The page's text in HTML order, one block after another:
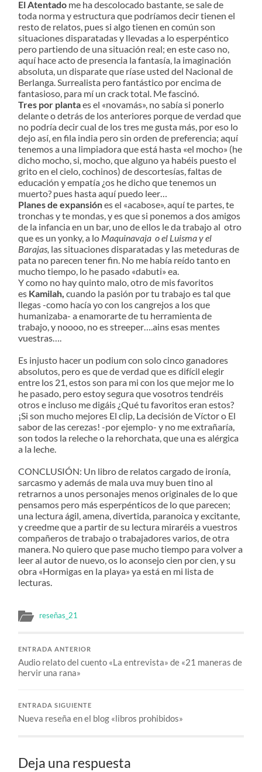
El Atentado me ha descolocado bastante, se sale de
toda norma y estructura que podríamos decir tienen el
resto de relatos, pues si algo tienen en común son
situaciones disparatadas y llevadas a lo esperpéntico
pero partiendo de una situación real; en este caso no,
aquí hace acto de presencia la fantasía, la imaginación
absoluta, un disparate que ríase usted del Nacional de
Berlanga. Surrealista pero fantástico por encima de
fantasioso, para mí un crack total. Me fascinó.
Tres por plantaes el «novamás», no sabía si ponerlo
delante o detrás de los anteriores porque de verdad que
no podría decir cual de los tres me gusta más, por eso lo
dejo así, en fila india pero sin orden de preferencia; aquí
tenemos a una limpiadora que está hasta «el mocho» (he
dicho mocho, si, mocho, que alguno ya habéis puesto el
grito en el cielo, cochinos) de descortesías, faltas de
educación y empatía ¿os he dicho que tenemos un
muerto? pues hasta aquí puedo leer…
Planes de expansiónes el «acabose», aquí te partes, te
tronchas y te mondas, y es que si ponemos a dos amigos
de la infancia en un bar, uno de ellos le da trabajo al otro
que es un yonky, a lo Maquinavaja o el Luisma y el
Barajas, las situaciones disparatadas y las meteduras de
pata no parecen tener fin. No me había reído tanto en
mucho tiempo, lo he pasado «dabuti» ea.
Y como no hay quinto malo, otro de mis favoritos
es Kamilah,cuando la pasión por tu trabajo es tal que
llegas -como hacía yo con los cangrejos a los que
humanizaba- a enamorarte de tu herramienta de
trabajo, y noooo, no es streeper….ains esas mentes
vuestras….
Es injusto hacer un podium con solo cinco ganadores
absolutos, pero es que de verdad que es difícil elegir
entre los 21, estos son para mi con los que mejor me lo
he pasado, pero estoy segura que vosotros tendréis
otros e incluso me digáis ¿Qué tu favoritos eran estos?
¡Si son mucho mejores El clip, La decisión de Víctor o El
sabor de las cerezas! -por ejemplo- y no me extrañaría,
son todos la releche o la rehorchata, que una es alérgica
a la leche.
CONCLUSIÓN: Un libro de relatos cargado de ironía,
sarcasmo y además de mala uva muy buen tino al
retrarnos a unos personajes menos originales de lo que
pensamos pero más esperpénticos de lo que parecen;
una lectura ágil, amena, divertida, paranoica y excitante,
y creedme que a partir de su lectura miraréis a vuestros
compañeros de trabajo o trabajadores varios, de otra
manera. No quiero que pase mucho tiempo para volver a
leer al autor de nuevo, os lo aconsejo cien por cien, y su
obra «Hormigas en la playa» ya está en mi lista de
lecturas.
reseñas_21
ENTRADA ANTERIOR
Audio relato del cuento «La entrevista» de «21 maneras de
hervir una rana»
ENTRADA SIGUIENTE
Nueva reseña en el blog «libros prohibidos»
Deja una respuesta